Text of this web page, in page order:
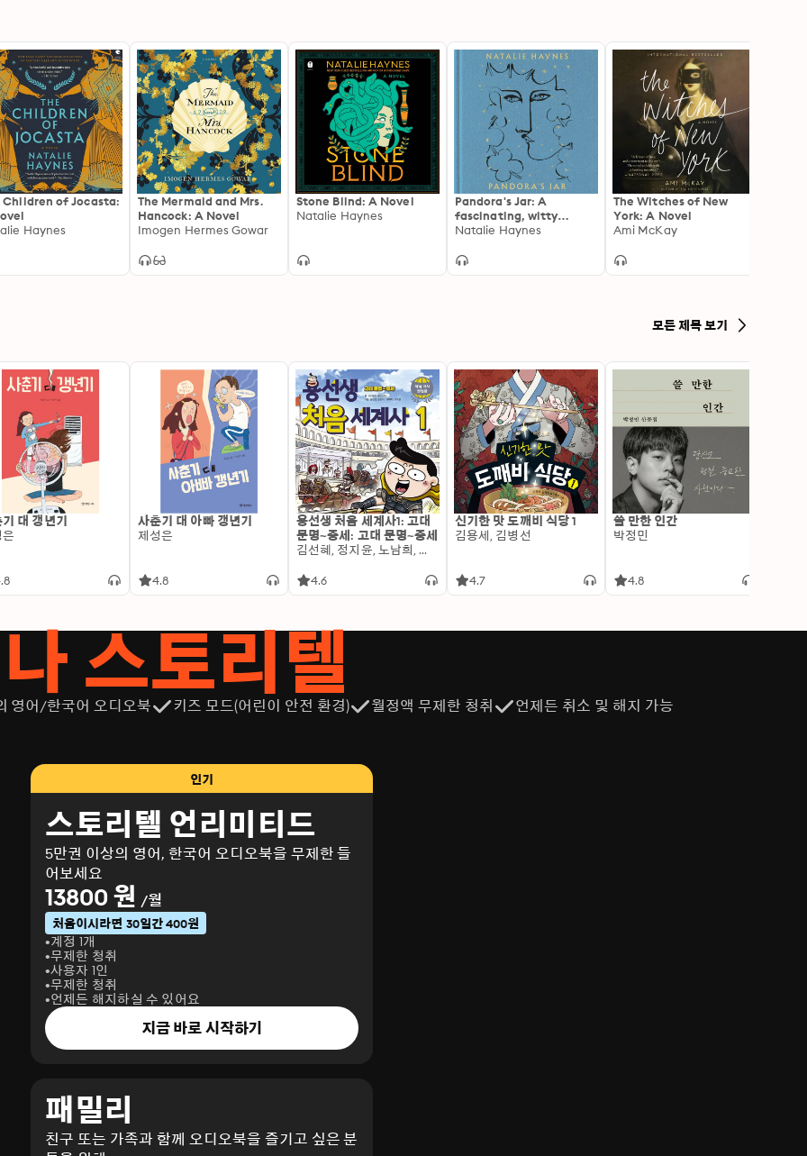
Children of Jocasta:
Haynes
The Mermaid and Mrs.
Hancock: A Novel
Imogen Hermes Gowar
Stone Blind: A Novel
Natalie Haynes
Pandora's Jar: A
fascinating, witty
examination of women
Natalie Haynes
The Witches of New
York: A Novel
Ami McKay
모든 제목 보기
대 갱년기
사춘기 대 아빠 갱년기
제성은
4.8
용선생 처음 세계사1: 고대
문명~중세: 고대 문명~중세
김선혜, 정지윤, 노남희, 뭉선생, 윤효식, 이우일, 김선빈, 사회평론 역사연구소
4.6
신기한 맛 도깨비 식당 1
김용세, 김병선
4.7
쓸 만한 인간
박정민
4.8
스토리텔
영어/한국어 오디오북 키즈 모드(어린이 안전 환경) 월정액 무제한 청취 언제든 취소 및 해지 가능
인기
스토리텔 언리미티드
5만권 이상의 영어, 한국어 오디오북을 무제한 들
어보세요
13800 원 /월
처음이시라면 30일간 400원
계정 1개
무제한 청취
사용자 1인
무제한 청취
언제든 해지하실 수 있어요
지금 바로 시작하기
패밀리
친구 또는 가족과 함께 오디오북을 즐기고 싶은 분